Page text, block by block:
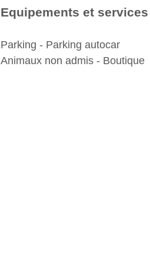
Equipements et services
Parking - Parking autocar
Animaux non admis - Boutique